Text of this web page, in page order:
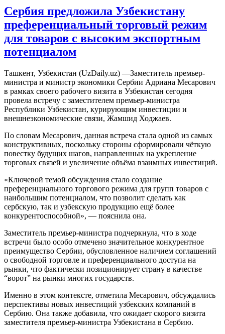
Сербия предложила Узбекистану
преференциальный торговый режим
для товаров с высоким экспортным
потенциалом
Ташкент, Узбекистан (UzDaily.uz) —Заместитель премьер-
министра и министр экономики Сербии Адриана Месарович
в рамках своего рабочего визита в Узбекистан сегодня
провела встречу с заместителем премьер-министра
Республики Узбекистан, курирующим инвестиции и
внешнеэкономические связи, Жамшид Ходжаев.
По словам Месарович, данная встреча стала одной из самых
конструктивных, поскольку стороны сформировали чёткую
повестку будущих шагов, направленных на укрепление
торговых связей и увеличение объёма взаимных инвестиций.
«Ключевой темой обсуждения стало создание
преференциального торгового режима для групп товаров с
наибольшим потенциалом, что позволит сделать как
сербскую, так и узбекскую продукцию ещё более
конкурентоспособной», — пояснила она.
Заместитель премьер-министра подчеркнула, что в ходе
встречи было особо отмечено значительное конкурентное
преимущество Сербии, обусловленное наличием соглашений
о свободной торговле и преференциального доступа на
рынки, что фактически позиционирует страну в качестве
“ворот” на рынки многих государств.
Именно в этом контексте, отметила Месарович, обсуждались
перспективы новых инвестиций узбекских компаний в
Сербию. Она также добавила, что ожидает скорого визита
заместителя премьер-министра Узбекистана в Сербию.